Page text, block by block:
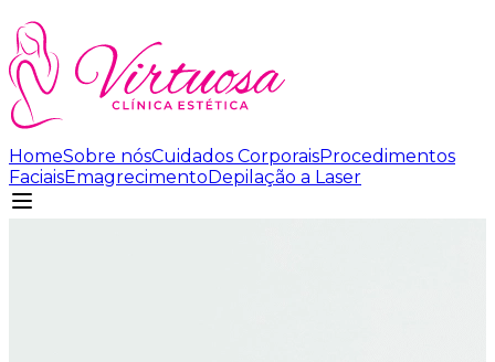
HomeSobre nósCuidados CorporaisProcedimentos
FaciaisEmagrecimentoDepilação a Laser